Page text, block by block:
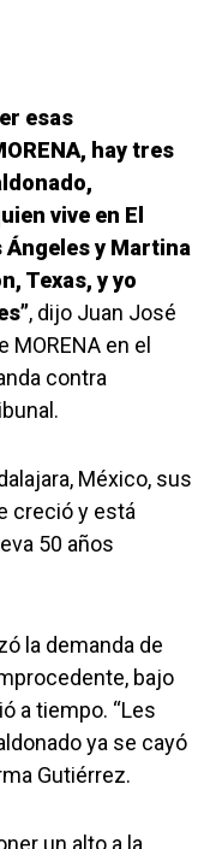
esas
hay tres
vive en El
Ángeles y Martina
Texas, y yo
, dijo Juan José
en el
contra
México, sus
creció y está
50 años
la demanda de
bajo
a tiempo. “Les
ya se cayó
Gutiérrez.
un alto a la